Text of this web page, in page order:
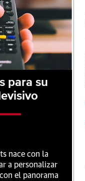
para su
nace con la
a personalizar
el panorama